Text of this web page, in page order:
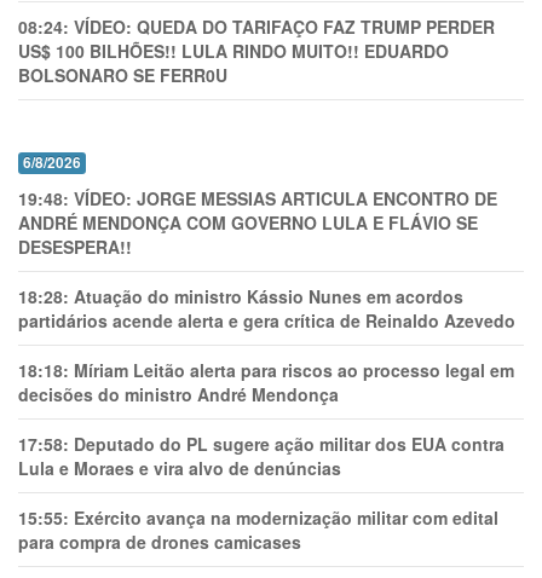
08:24: VÍDEO: QUEDA DO TARIFAÇO FAZ TRUMP PERDER
US$ 100 BILHÕES!! LULA RINDO MUITO!! EDUARDO
BOLSONARO SE FERR0U
6/8/2026
19:48: VÍDEO: JORGE MESSIAS ARTICULA ENCONTRO DE
ANDRÉ MENDONÇA COM GOVERNO LULA E FLÁVIO SE
DESESPERA!!
18:28: Atuação do ministro Kássio Nunes em acordos
partidários acende alerta e gera crítica de Reinaldo Azevedo
18:18: Míriam Leitão alerta para riscos ao processo legal em
decisões do ministro André Mendonça
17:58: Deputado do PL sugere ação militar dos EUA contra
Lula e Moraes e vira alvo de denúncias
15:55: Exército avança na modernização militar com edital
para compra de drones camicases